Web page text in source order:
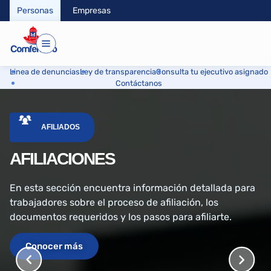
Personas Empresas
Linea de denunciasLey de transparenciaConsulta tu ejecutivo asignado
Contáctanos
AFILIADOS
AFILIACIONES
En esta sección encuentra información detallada para
trabajadores sobre el proceso de afiliación, los
documentos requeridos y los pasos para afiliarte.
Conocer más
COMFENALCO FACILITA LA AFILIACIÓN DE